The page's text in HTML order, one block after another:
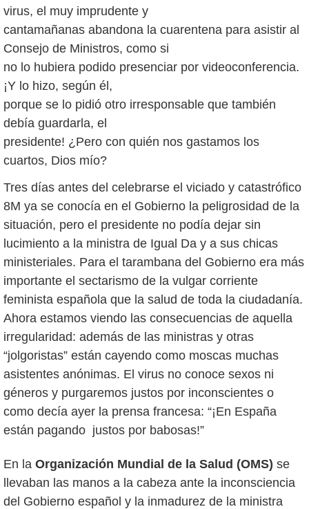
virus, el muy imprudente y
cantamañanas abandona la cuarentena para asistir al
Consejo de Ministros, como si
no lo hubiera podido presenciar por videoconferencia.
¡Y lo hizo, según él,
porque se lo pidió otro irresponsable que también
debía guardarla, el
presidente! ¿Pero con quién nos gastamos los
cuartos, Dios mío?
Tres días antes del celebrarse el viciado y catastrófico
8M ya se conocía en el Gobierno la peligrosidad de la
situación, pero el presidente no podía dejar sin
lucimiento a la ministra de Igual Da y a sus chicas
ministeriales. Para el tarambana del Gobierno era más
importante el sectarismo de la vulgar corriente
feminista española que la salud de toda la ciudadanía.
Ahora estamos viendo las consecuencias de aquella
irregularidad: además de las ministras y otras
“jolgoristas” están cayendo como moscas muchas
asistentes anónimas. El virus no conoce sexos ni
géneros y purgaremos justos por inconscientes o
como decía ayer la prensa francesa: “¡En España
están pagando justos por babosas!”
En la Organización Mundial de la Salud (OMS) se
llevaban las manos a la cabeza ante la inconsciencia
del Gobierno español y la inmadurez de la ministra